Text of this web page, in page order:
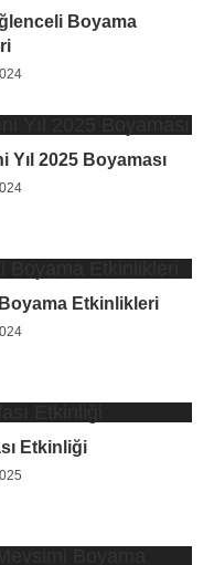
Boyama
Yıl 2025 Boyaması
Boyama Etkinlikleri
Etkinliği